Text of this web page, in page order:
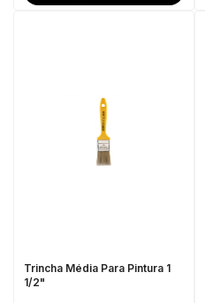
Trincha Média Para Pintura 1
1/2"